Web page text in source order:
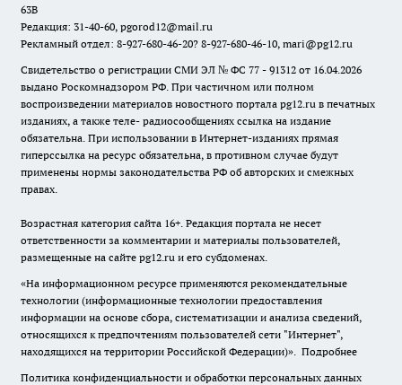
63В
Редакция: 31-40-60, pgorod12@mail.ru
Рекламный отдел: 8-927-680-46-20? 8-927-680-46-10, mari@pg12.ru
Свидетельство о регистрации СМИ ЭЛ № ФС 77 - 91312 от 16.04.2026
выдано Роскомнадзором РФ. При частичном или полном
воспроизведении материалов новостного портала pg12.ru в печатных
изданиях, а также теле- радиосообщениях ссылка на издание
обязательна. При использовании в Интернет-изданиях прямая
гиперссылка на ресурс обязательна, в противном случае будут
применены нормы законодательства РФ об авторских и смежных
правах.
Возрастная категория сайта 16+. Редакция портала не несет
ответственности за комментарии и материалы пользователей,
размещенные на сайте pg12.ru и его субдоменах.
«На информационном ресурсе применяются рекомендательные
технологии (информационные технологии предоставления
информации на основе сбора, систематизации и анализа сведений,
относящихся к предпочтениям пользователей сети "Интернет",
находящихся на территории Российской Федерации)». Подробнее
Политика конфиденциальности и обработки персональных данных